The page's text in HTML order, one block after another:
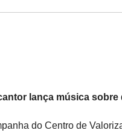
lança música
do Centro de